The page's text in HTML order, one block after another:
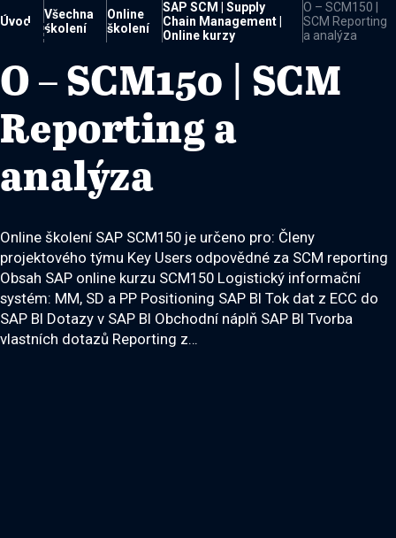

Úvod
Všechna
školení
Online
školení
SAP SCM | Supply
Chain Management |
Online kurzy
O – SCM150 |
SCM Reporting
a analýza
O – SCM150 | SCM
Reporting a
analýza
Online školení SAP SCM150 je určeno pro: Členy
projektového týmu Key Users odpovědné za SCM reporting
Obsah SAP online kurzu SCM150 Logistický informační
systém: MM, SD a PP Positioning SAP BI Tok dat z ECC do
SAP BI Dotazy v SAP BI Obchodní náplň SAP BI Tvorba
vlastních dotazů Reporting z…